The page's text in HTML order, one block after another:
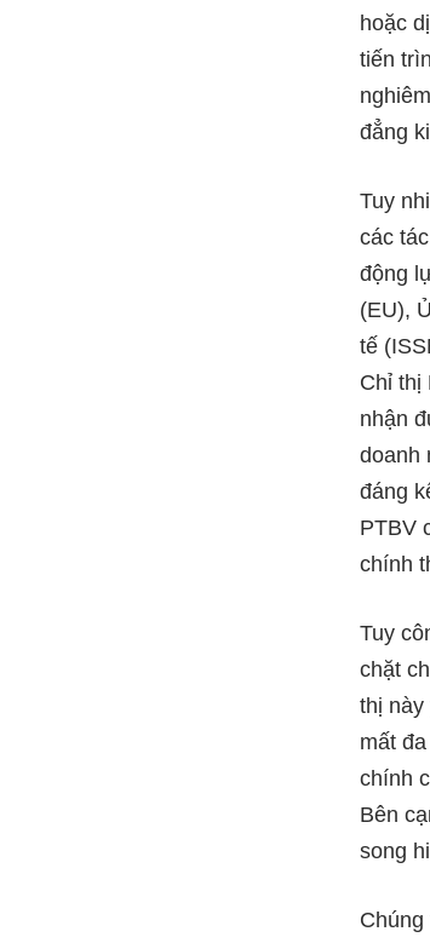
hoặc
tiến
đẳng
Tuy
các
động
(EU),
tế
Chỉ thị
nhận
doanh
đáng
PTBV
chính
Tuy
chặt
thị này
mất
chính
Bên
song